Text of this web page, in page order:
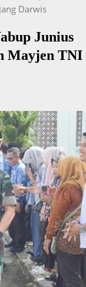
Darwis
Junius
Mayjen TNI